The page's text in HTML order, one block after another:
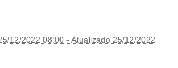
12/2022 08:00 - Atualizado 25/12/2022